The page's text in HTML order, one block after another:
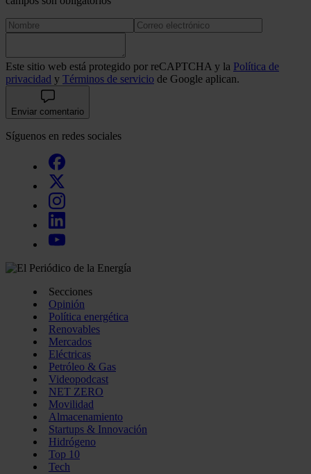
Este sitio web está protegido por reCAPTCHA y la Política de
privacidad y Términos de servicio de Google aplican.
Enviar comentario
Síguenos en redes sociales
Secciones
Opinión
Política energética
Renovables
Mercados
Eléctricas
Petróleo & Gas
Videopodcast
NET ZERO
Movilidad
Almacenamiento
Startups & Innovación
Hidrógeno
Top 10
Tech